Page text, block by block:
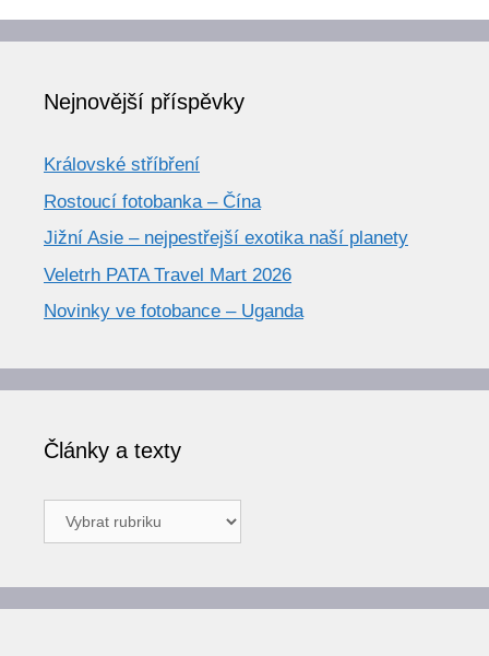
Nejnovější příspěvky
Královské stříbření
Rostoucí fotobanka – Čína
Jižní Asie – nejpestřejší exotika naší planety
Veletrh PATA Travel Mart 2026
Novinky ve fotobance – Uganda
Články a texty
Články
a